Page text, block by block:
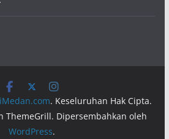
. Keseluruhan Hak Cipta.
ThemeGrill. Dipersembahkan oleh
WordPress.